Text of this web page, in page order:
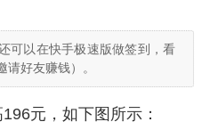
可以在快手极速版做签到，看
好友赚钱）。
元，如下图所示：